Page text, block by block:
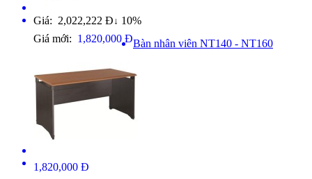
Giá: 2,022,222 Đ ↓ 10%
Giá mới: 1,820,000 ĐBàn nhân viên NT140 - NT160
1,820,000 Đ